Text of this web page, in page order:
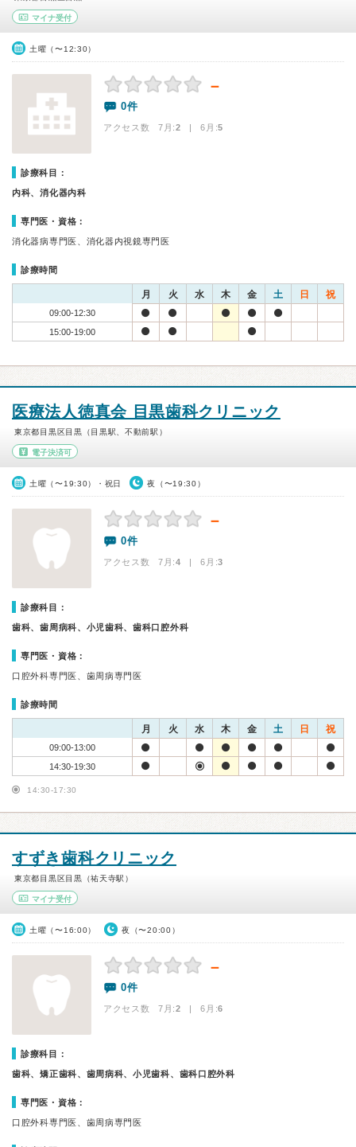
マイナ受付
土曜（〜12:30）
－
0件
アクセス数 7月:2 | 6月:5
診療科目：
内科、消化器内科
専門医・資格：
消化器病専門医、消化器内視鏡専門医
診療時間
月 火 水 木 金 土 日 祝
09:00-12:30
15:00-19:00
医療法人徳真会 目黒歯科クリニック
東京都目黒区目黒（目黒駅、不動前駅）
電子決済可
土曜（〜19:30）・祝日 夜（〜19:30）
－
0件
アクセス数 7月:4 | 6月:3
診療科目：
歯科、歯周病科、小児歯科、歯科口腔外科
専門医・資格：
口腔外科専門医、歯周病専門医
診療時間
月 火 水 木 金 土 日 祝
09:00-13:00
14:30-19:30
14:30-17:30
すずき歯科クリニック
東京都目黒区目黒（祐天寺駅）
マイナ受付
土曜（〜16:00） 夜（〜20:00）
－
0件
アクセス数 7月:2 | 6月:6
診療科目：
歯科、矯正歯科、歯周病科、小児歯科、歯科口腔外科
専門医・資格：
口腔外科専門医、歯周病専門医